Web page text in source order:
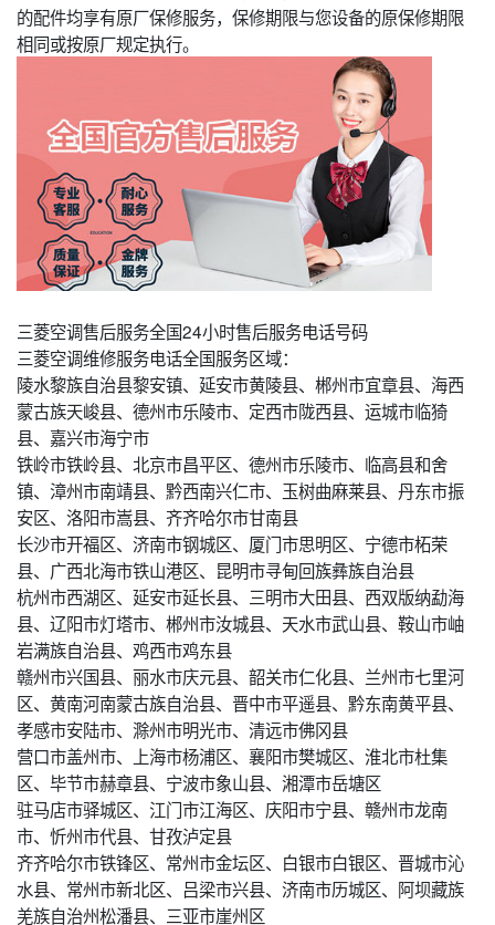
的配件均享有原厂保修服务，保修期限与您设备的原保修期限
相同或按原厂规定执行。
三菱空调售后服务全国24小时售后服务电话号码
三菱空调维修服务电话全国服务区域：
陵水黎族自治县黎安镇、延安市黄陵县、郴州市宜章县、海西
蒙古族天峻县、德州市乐陵市、定西市陇西县、运城市临猗
县、嘉兴市海宁市
铁岭市铁岭县、北京市昌平区、德州市乐陵市、临高县和舍
镇、漳州市南靖县、黔西南兴仁市、玉树曲麻莱县、丹东市振
安区、洛阳市嵩县、齐齐哈尔市甘南县
长沙市开福区、济南市钢城区、厦门市思明区、宁德市柘荣
县、广西北海市铁山港区、昆明市寻甸回族彝族自治县
杭州市西湖区、延安市延长县、三明市大田县、西双版纳勐海
县、辽阳市灯塔市、郴州市汝城县、天水市武山县、鞍山市岫
岩满族自治县、鸡西市鸡东县
赣州市兴国县、丽水市庆元县、韶关市仁化县、兰州市七里河
区、黄南河南蒙古族自治县、晋中市平遥县、黔东南黄平县、
孝感市安陆市、滁州市明光市、清远市佛冈县
营口市盖州市、上海市杨浦区、襄阳市樊城区、淮北市杜集
区、毕节市赫章县、宁波市象山县、湘潭市岳塘区
驻马店市驿城区、江门市江海区、庆阳市宁县、赣州市龙南
市、忻州市代县、甘孜泸定县
齐齐哈尔市铁锋区、常州市金坛区、白银市白银区、晋城市沁
水县、常州市新北区、吕梁市兴县、济南市历城区、阿坝藏族
羌族自治州松潘县、三亚市崖州区